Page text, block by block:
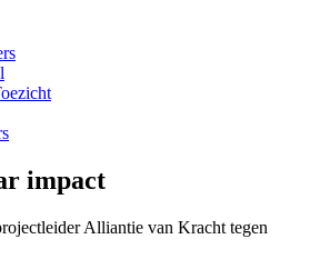
impact
Alliantie van Kracht tegen